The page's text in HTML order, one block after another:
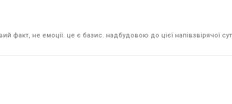
не емоції. це є базис. надбудовою до цієї напівзвірячої